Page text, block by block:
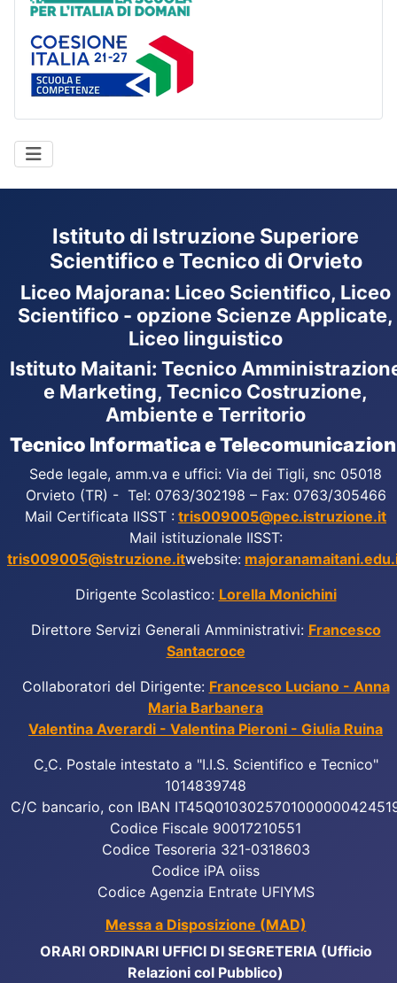
Istituto di Istruzione Superiore
Scientifico e Tecnico di Orvieto
Liceo Majorana: Liceo Scientifico, Liceo
Scientifico - opzione Scienze Applicate,
Liceo linguistico
Istituto Maitani: Tecnico
e Marketing, Tecnico Costruzione,
Ambiente e Territorio
Tecnico Informatica e
Sede legale, amm.va e uffici: Via dei Tigli, snc 05018
Orvieto (TR) - Tel: 0763/302198 – Fax: 0763/305466
Mail Certificata IISST : tris009005@pec.istruzione.it
Mail istituzionale IISST:
tris009005@istruzione.itwebsite:
Dirigente Scolastico: Lorella Monichini
Direttore Servizi Generali Amministrativi: Francesco
Santacroce
Collaboratori del Dirigente: Francesco Luciano - Anna
Maria Barbanera
Valentina Averardi - Valentina Pieroni - Giulia Ruina
C.C. Postale intestato a "I.I.S. Scientifico e Tecnico"
1014839748
C/C bancario, con IBAN
Codice Fiscale 90017210551
Codice Tesoreria 321-0318603
Codice iPA oiiss
Codice Agenzia Entrate UFIYMS
Messa a Disposizione (MAD)
ORARI ORDINARI UFFICI DI SEGRETERIA (Ufficio
Relazioni col Pubblico)